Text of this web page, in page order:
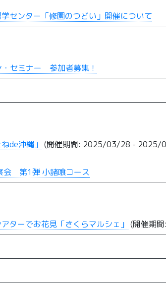
センター「修園のつどい」開催について
・セミナー 参加者募集！
de沖縄」 (開催期間: 2025/03/28 - 2025/
会 第1弾 小諸喰コース
ターでお花見「さくらマルシェ」 (開催期